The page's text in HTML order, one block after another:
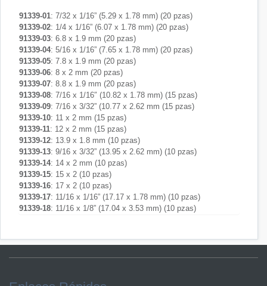
91339-01: 7/32 x 1/16” (5.29 x 1.78 mm) (20 pzas)
91339-02: 1/4 x 1/16” (6.07 x 1.78 mm) (20 pzas)
91339-03: 6.8 x 1.9 mm (20 pzas)
91339-04: 5/16 x 1/16” (7.65 x 1.78 mm) (20 pzas)
91339-05: 7.8 x 1.9 mm (20 pzas)
91339-06: 8 x 2 mm (20 pzas)
91339-07: 8.8 x 1.9 mm (20 pzas)
91339-08: 7/16 x 1/16″ (10.82 x 1.78 mm) (15 pzas)
91339-09: 7/16 x 3/32” (10.77 x 2.62 mm (15 pzas)
91339-10: 11 x 2 mm (15 pzas)
91339-11: 12 x 2 mm (15 pzas)
91339-12: 13.9 x 1.8 mm (10 pzas)
91339-13: 9/16 x 3/32” (13.95 x 2.62 mm) (10 pzas)
91339-14: 14 x 2 mm (10 pzas)
91339-15: 15 x 2 (10 pzas)
91339-16: 17 x 2 (10 pzas)
91339-17: 11/16 x 1/16” (17.17 x 1.78 mm) (10 pzas)
91339-18: 11/16 x 1/8” (17.04 x 3.53 mm) (10 pzas)